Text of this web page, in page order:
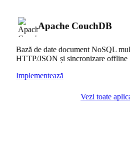
Apache CouchDB
Bază de date document NoSQL
HTTP/JSON și sincronizare offline
Implementează
Vezi toate